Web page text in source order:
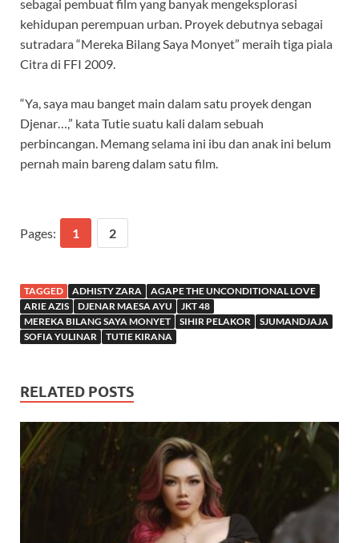
sebagai pembuat film yang banyak mengeksplorasi
kehidupan perempuan urban. Proyek debutnya sebagai
sutradara “Mereka Bilang Saya Monyet” meraih tiga piala
Citra di FFI 2009.
“Ya, saya mau banget main dalam satu proyek dengan
Djenar…,” kata Tutie suatu kali dalam sebuah
perbincangan. Memang selama ini ibu dan anak ini belum
pernah main bareng dalam satu film.
Pages: 1 2
TAGGED ADHISTY ZARA
AGAPE THE UNCONDITIONAL LOVE
ARIE AZIS
DJENAR MAESA AYU
JKT 48
MEREKA BILANG SAYA MONYET
SIHIR PELAKOR
SJUMANDJAJA
SOFIA YULINAR
TUTIE KIRANA
RELATED POSTS